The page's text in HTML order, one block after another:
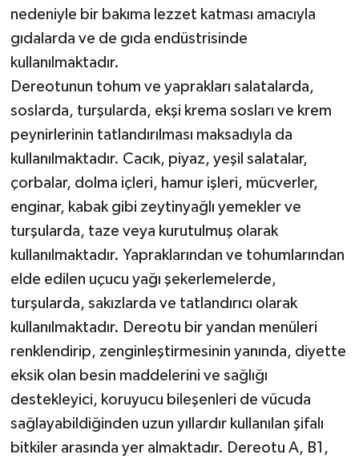
nedeniyle bir bakıma lezzet katması amacıyla
gıdalarda ve de gıda endüstrisinde
kullanılmaktadır.
Dereotunun tohum ve yaprakları salatalarda,
soslarda, turşularda, ekşi krema sosları ve krem
peynirlerinin tatlandırılması maksadıyla da
kullanılmaktadır. Cacık, piyaz, yeşil salatalar,
çorbalar, dolma içleri, hamur işleri, mücverler,
enginar, kabak gibi zeytinyağlı yemekler ve
turşularda, taze veya kurutulmuş olarak
kullanılmaktadır. Yapraklarından ve tohumlarından
elde edilen uçucu yağı şekerlemelerde,
turşularda, sakızlarda ve tatlandırıcı olarak
kullanılmaktadır. Dereotu bir yandan menüleri
renklendirip, zenginleştirmesinin yanında, diyette
eksik olan besin maddelerini ve sağlığı
destekleyici, koruyucu bileşenleri de vücuda
sağlayabildiğinden uzun yıllardır kullanılan şifalı
bitkiler arasında yer almaktadır. Dereotu A, B1,